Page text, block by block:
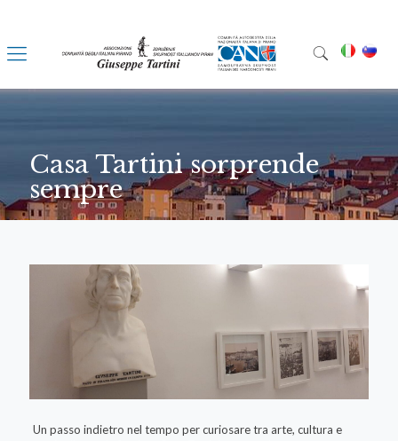
Casa Tartini sorprende
sempre
Un passo indietro nel tempo per curiosare tra arte, cultura e